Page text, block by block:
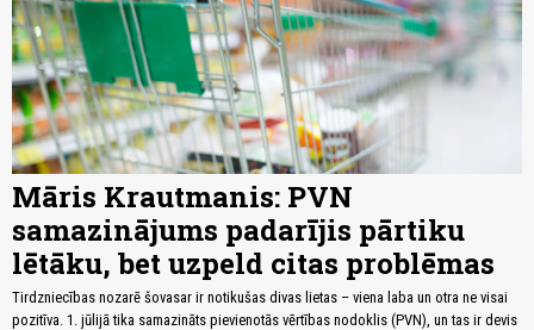
Māris Krautmanis: PVN
samazinājums padarījis pārtiku
lētāku, bet uzpeld citas problēmas
Tirdzniecības nozarē šovasar ir notikušas divas lietas – viena laba un otra ne visai
pozitīva. 1. jūlijā tika samazināts pievienotās vērtības nodoklis (PVN), un tas ir devis